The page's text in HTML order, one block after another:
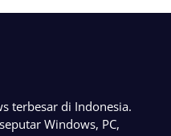
terbesar di Indonesia.
Windows, PC,